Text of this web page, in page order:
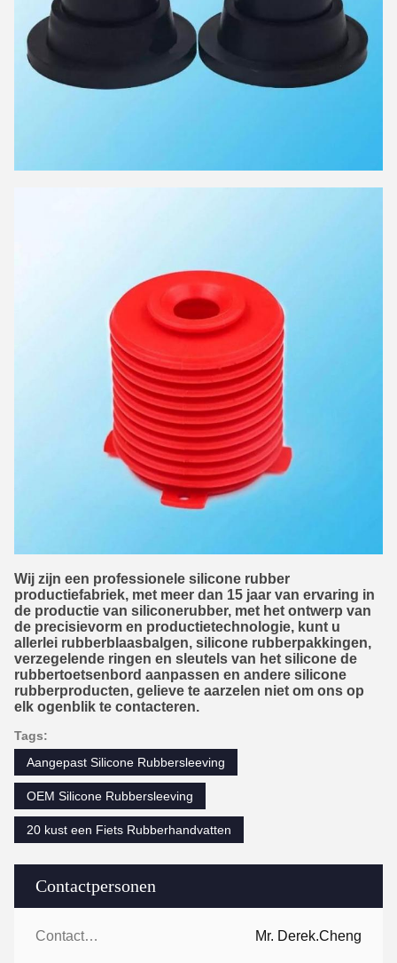
Contactpersonen
Contactpersonen: Mr. Derek.Cheng
Wij zijn een professionele silicone rubber
productiefabriek, met meer dan 15 jaar van ervaring in
de productie van siliconerubber, met het ontwerp van
de precisievorm en productietechnologie, kunt u
allerlei rubberblaasbalgen, silicone rubberpakkingen,
verzegelende ringen en sleutels van het silicone de
rubbertoetsenbord aanpassen en andere silicone
rubberproducten, gelieve te aarzelen niet om ons op
elk ogenblik te contacteren.
Tags:
Aangepast Silicone Rubbersleeving
OEM Silicone Rubbersleeving
20 kust een Fiets Rubberhandvatten